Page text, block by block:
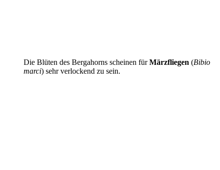
Die Blüten des Bergahorns scheinen fürMärzfliegen (Bibio
marci) sehr verlockend zu sein.